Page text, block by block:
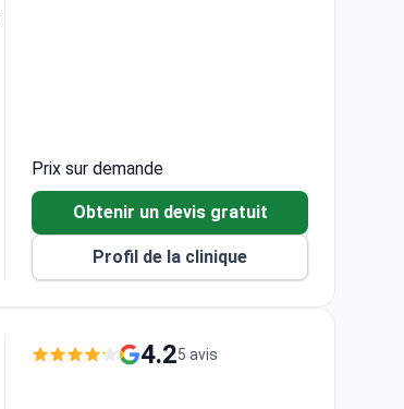
Prix sur demande
Obtenir un devis gratuit
Profil de la clinique
4.25 avis